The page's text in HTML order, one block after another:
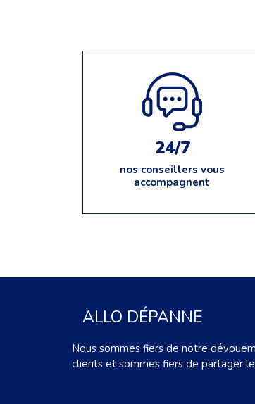
24/7
nos conseillers vous
accompagnent
ALLO DÉPANNE
Nous sommes fiers de notre
clients et sommes fiers de partager